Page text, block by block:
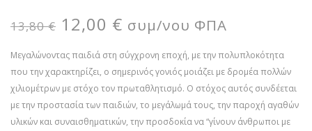
13,80€ 12,00 € συμ/νου ΦΠΑ
Μεγαλώνοντας παιδιά στη σύγχρονη εποχή, με την πολυπλοκότητα
που την χαρακτηρίζει, ο σημερινός γονιός μοιάζει με δρομέα πολλών
χιλιομέτρων με στόχο τον πρωταθλητισμό. Ο στόχος αυτός συνδέεται
με την προστασία των παιδιών, το μεγάλωμά τους, την παροχή αγαθών
υλικών και συναισθηματικών, την προσδοκία να “γίνουν άνθρωποι με